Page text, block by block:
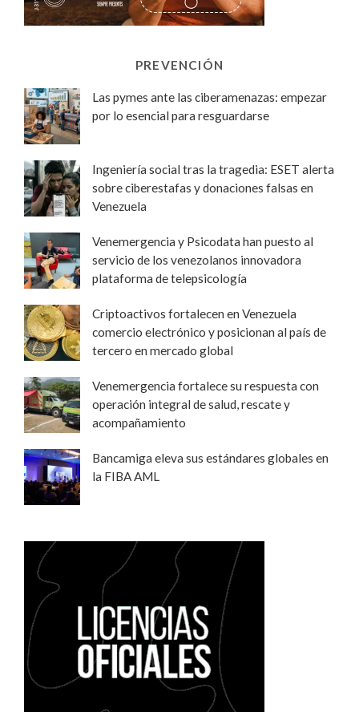
PREVENCIÓN
Las pymes ante las ciberamenazas: empezar
por lo esencial para resguardarse
Ingeniería social tras la tragedia: ESET alerta
sobre ciberestafas y donaciones falsas en
Venezuela
Venemergencia y Psicodata han puesto al
servicio de los venezolanos innovadora
plataforma de telepsicología
Criptoactivos fortalecen en Venezuela
comercio electrónico y posicionan al país de
tercero en mercado global
Venemergencia fortalece su respuesta con
operación integral de salud, rescate y
acompañamiento
Bancamiga eleva sus estándares globales en
la FIBA AML